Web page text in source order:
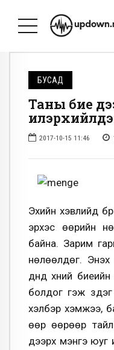
БУСАД
Таны бие
2017-10-15 11:46
Эхийн хэвлийд
эрхэс өөрийн
байна. Зарим
нөлөөлдөг.
дүнд хүний
болдог гэж
хэлбэр хэмжээ,
өөр өөрөөр
дээрх мэнгэ юуг